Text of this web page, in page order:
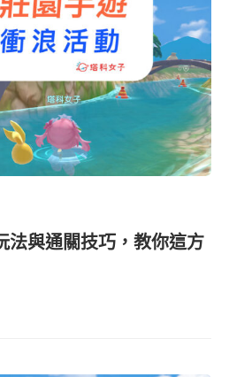
法與通關技巧，教你這方